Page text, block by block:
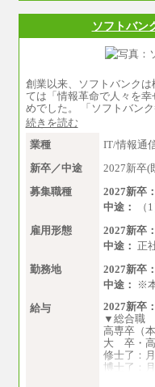
ソフトバン
創業以来、ソフトバンク
ては「情報革命で人々を
めでした。 「ソフトバン
続きを読む
業種
IT/情報通
新卒／中途
2027新卒(
募集職種
2027新卒：
中途：
（
雇用形態
2027新卒：
中途： 正
勤務地
2027新卒：
中途：
※
給与
2027新卒：
▼総合職
高専卒（
大 卒・高
修士了：
博士了：